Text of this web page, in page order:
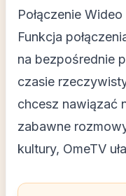
Połączenie
Funkcja
na bezpośrednie
czasie
chcesz nawiązać
zabawne
kultury, OmeTV